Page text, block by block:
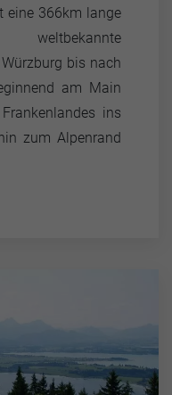
eine 366km lange
bis nach
am Main
ins
zum Alpenrand